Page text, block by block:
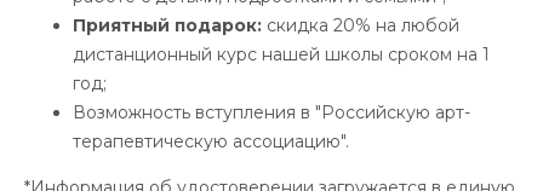
Приятный подарок: скидка 20% на любой
дистанционный курс нашей школы сроком на 1
год;
Возможность вступления в "Российскую арт-
терапевтическую ассоциацию".